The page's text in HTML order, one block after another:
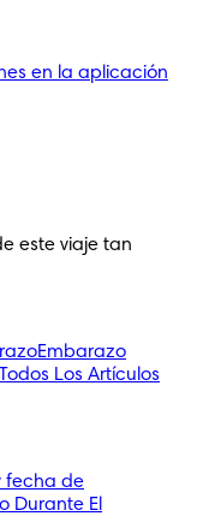
en la aplicación
este viaje tan
Embarazo
Todos Los Artículos
fecha de
Durante El